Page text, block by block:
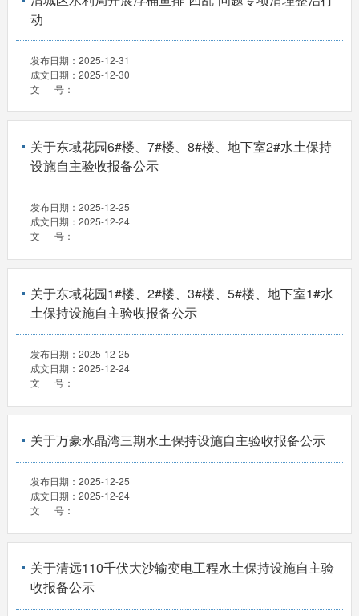
动
发布日期： 2025-12-31
成文日期： 2025-12-30
文 号：
关于东域花园6#楼、7#楼、8#楼、地下室2#水土保持
设施自主验收报备公示
发布日期： 2025-12-25
成文日期： 2025-12-24
文 号：
关于东域花园1#楼、2#楼、3#楼、5#楼、地下室1#水
土保持设施自主验收报备公示
发布日期： 2025-12-25
成文日期： 2025-12-24
文 号：
关于万豪水晶湾三期水土保持设施自主验收报备公示
发布日期： 2025-12-25
成文日期： 2025-12-24
文 号：
关于清远110千伏大沙输变电工程水土保持设施自主验
收报备公示